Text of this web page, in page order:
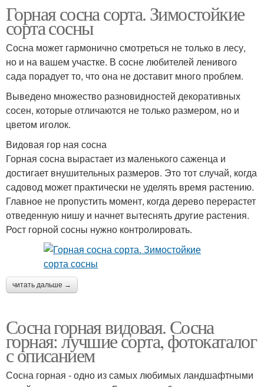
Горная сосна сорта. Зимостойкие
сорта сосны
Сосна может гармонично смотреться не только в лесу,
но и на вашем участке. В сосне любителей ленивого
сада порадует то, что она не доставит много проблем.
Выведено множество разновидностей декоративных
сосен, которые отличаются не только размером, но и
цветом иголок.
Видовая гор ная сосна
Горная сосна вырастает из маленького саженца и
достигает внушительных размеров. Это тот случай, когда
садовод может практически не уделять время растению.
Главное не пропустить момент, когда дерево перерастет
отведенную нишу и начнет вытеснять другие растения.
Рост горной сосны нужно контролировать.
читать дальше →
Сосна горная видовая. Сосна
горная: лучшие сорта, фотокаталог
с описанием
Сосна горная - одно из самых любимых ландшафтными